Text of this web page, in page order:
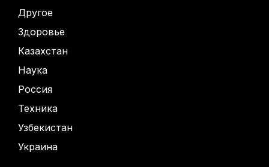
Другое
Здоровье
Казахстан
Наука
Россия
Техника
Узбекистан
Украина